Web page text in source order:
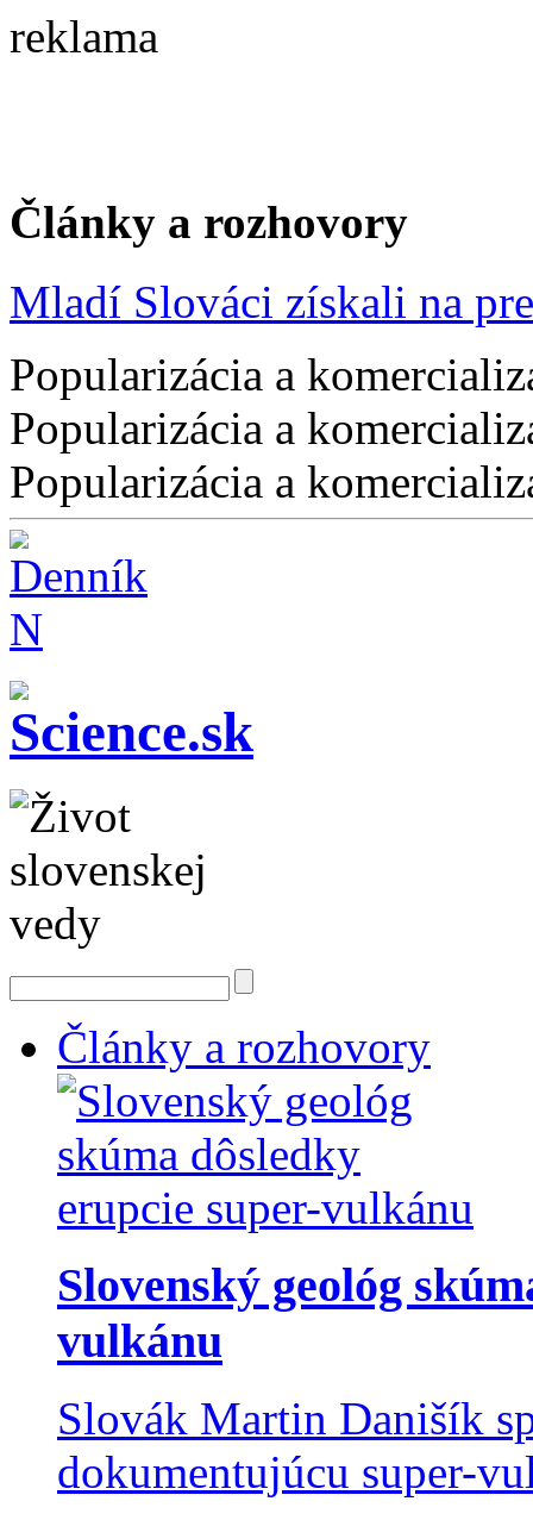
reklama
Články a rozhovory
Mladí Slováci získali na
Popularizácia a
Popularizácia a
Popularizácia a
Články a rozhovory
Slovenský geológ
vulkánu
Slovák Martin Danišík
dokumentujúcu super-